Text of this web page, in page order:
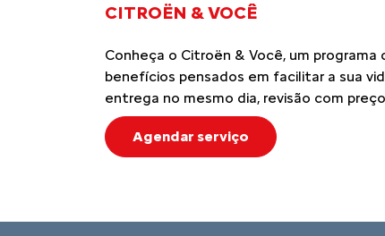
CITROËN & VOCÊ
Conheça o Citroën & Você, um programa
benefícios pensados em facilitar a sua
entrega no mesmo dia, revisão com
Agendar serviço